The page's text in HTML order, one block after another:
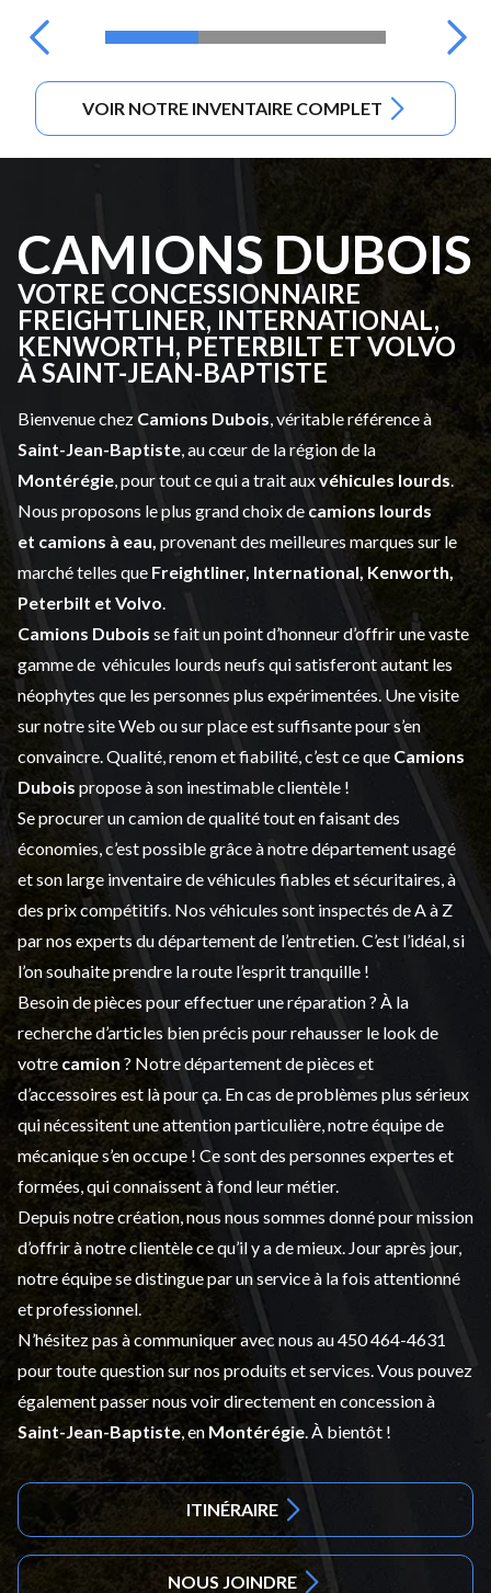
VOIR NOTRE INVENTAIRE COMPLET
CAMIONS DUBOIS
VOTRE CONCESSIONNAIRE
FREIGHTLINER, INTERNATIONAL,
KENWORTH, PETERBILT ET VOLVO
À SAINT-JEAN-BAPTISTE
Bienvenue chez Camions Dubois , véritable référence à
Saint-Jean-Baptiste , au cœur de la région de la
Montérégie , pour tout ce qui a trait auxvéhicules lourds
Nous proposons le plus grand choix de camions lourds
et camions à eau, provenant des meilleures marques sur le
marché telles que Freightliner, International, Kenworth,
Peterbilt et Volvo
Camions Dubois se fait un point d’honneur d’offrir une vaste
gamme de véhicules lourds neufs qui satisferont autant les
néophytes que les personnes plus expérimentées. Une visite
sur notre site Web ou sur place est suffisante pour s’en
convaincre. Qualité, renom et fiabilité, c’est ce que Camions
Dubois propose à son inestimable clientèle !
Se procurer un camion de qualité tout en faisant des
économies, c’est possible grâce à notredépartement usagé
et son large inventaire de véhicules fiables et sécuritaires, à
des prix compétitifs. Nos véhicules sont inspectés de A à Z
par nos experts du département de l’entretien . C’est l’idéal, si
l’on souhaite prendre la route l’esprit tranquille !
Besoin de pièces pour effectuer une réparation ? À la
recherche d’articles bien précis pour rehausser le look de
votre camion ? Notre département depièces et
d’accessoiresest là pour ça. En cas de problèmes plus sérieux
qui nécessitent une attention particulière, notre équipe de
mécanique s’en occupe ! Ce sont des personnes expertes et
formées, qui connaissent à fond leur métier.
Depuis notre création, nous nous sommes donné pour mission
d’offrir à notre clientèle ce qu’il y a de mieux. Jour après jour,
notre équipe se distingue par un service à la fois attentionné
et professionnel.
N’hésitez pas à communiquer avec nous au450 464-4631
pour toute question sur nos produits et services. Vous pouvez
également passer nous voir directement en concession à
Saint-Jean-Baptiste , en Montérégie . À bientôt !
ITINÉRAIRE
NOUS JOINDRE